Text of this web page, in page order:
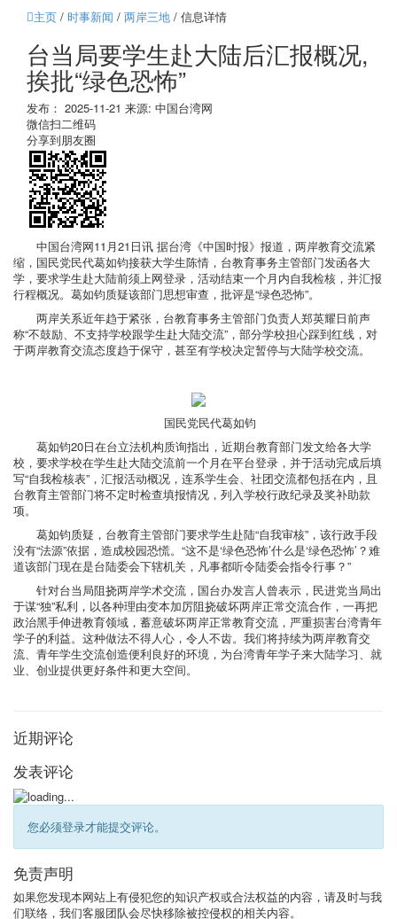
主页 / 时事新闻 / 两岸三地 / 信息详情
台当局要学生赴大陆后汇报概况,
挨批“绿色恐怖”
发布： 2025-11-21 来源: 中国台湾网
微信扫二维码
分享到朋友圈
中国台湾网11月21日讯 据台湾《中国时报》报道，两岸教育交流紧
缩，国民党民代葛如钧接获大学生陈情，台教育事务主管部门发函各大
学，要求学生赴大陆前须上网登录，活动结束一个月内自我检核，并汇报
行程概况。葛如钧质疑该部门思想审查，批评是“绿色恐怖”。
两岸关系近年趋于紧张，台教育事务主管部门负责人郑英耀日前声
称“不鼓励、不支持学校跟学生赴大陆交流”，部分学校担心踩到红线，对
于两岸教育交流态度趋于保守，甚至有学校决定暂停与大陆学校交流。
国民党民代葛如钧
葛如钧20日在台立法机构质询指出，近期台教育部门发文给各大学
校，要求学校在学生赴大陆交流前一个月在平台登录，并于活动完成后填
写“自我检核表”，汇报活动概况，连系学生会、社团交流都包括在内，且
台教育主管部门将不定时检查填报情况，列入学校行政纪录及奖补助款
项。
葛如钧质疑，台教育主管部门要求学生赴陆“自我审核”，该行政手段
没有“法源”依据，造成校园恐慌。“这不是‘绿色恐怖’什么是‘绿色恐怖’？难
道该部门现在是台陆委会下辖机关，凡事都听令陆委会指令行事？”
针对台当局阻挠两岸学术交流，国台办发言人曾表示，民进党当局出
于谋“独”私利，以各种理由变本加厉阻挠破坏两岸正常交流合作，一再把
政治黑手伸进教育领域，蓄意破坏两岸正常教育交流，严重损害台湾青年
学子的利益。这种做法不得人心，令人不齿。我们将持续为两岸教育交
流、青年学生交流创造便利良好的环境，为台湾青年学子来大陆学习、就
业、创业提供更好条件和更大空间。
近期评论
发表评论
您必须登录才能提交评论。
免责声明
如果您发现本网站上有侵犯您的知识产权或合法权益的内容，请及时与我
们联络，我们客服团队会尽快移除被控侵权的相关内容。